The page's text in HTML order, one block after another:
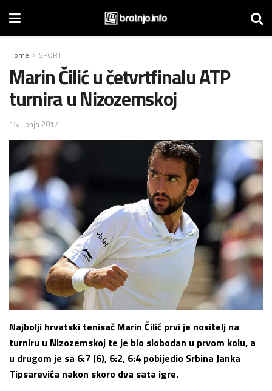
Home SPORT
Marin Čilić u četvrtfinalu ATP
turnira u Nizozemskoj
15. lipnja 2017.
Najbolji hrvatski tenisač Marin Čilić prvi je nositelj na
turniru u Nizozemskoj te je bio slobodan u prvom kolu, a
u drugom je sa 6:7 (6), 6:2, 6:4 pobijedio Srbina Janka
Tipsarevića nakon skoro dva sata igre.